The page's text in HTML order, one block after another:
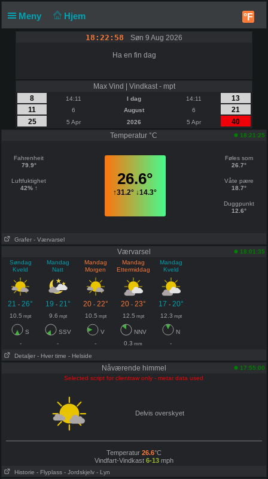
Meny Hjem °F
18:22:58 Søn 9 Aug 2026
Ha en fin dag
Max Vind | Vindkast - mpt
8
14:11 I dag 14:11
13
11
6 August 6
21
25
5 Apr 2026 5 Apr
40
Temperatur °C
18:21:25
Fahrenheit
79.9°
Luftfuktighet
42% ↑
26.6°
↑31.2° ↓14.3°
Føles som
26.7°
Våte pære
18.7°
Duggpunkt
12.6°
Grafer - Værvarsel
Værvarsel
18:01:35
Søndag
Kveld
Mandag
Natt
Mandag
Morgen
Mandag
Ettermiddag
Mandag
Kveld
21 - 26° 19 - 21° 20- 22° 20- 23° 17 - 20°
10.5 mpt 9.6 mpt 10.5 mpt 12.5 mpt 12.3 mpt
S SSV V NNV
N
-
- - 0.3 mm
-
Detaljer - Hver time - Helside
Nåværende himmel
Selected script for clientraw only - metar data used
17:55:00
Delvis overskyet
Temperatur 26.6°C
Vindfart-Vindkast 6-13mph
Historie - Flyplass - Jordskjelv - Lyn